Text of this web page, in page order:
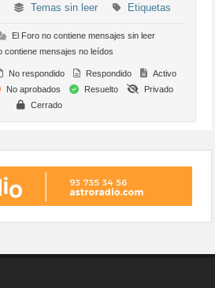
Temas sin leer Etiquetas
El Foro no contiene mensajes sin leer
contiene mensajes no leídos
No respondido Respondido
Activo
No aprobados Resuelto
Privado
Cerrado